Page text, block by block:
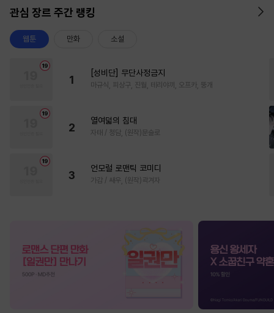
관심 장르 주간 랭킹
웹툰 만화 소설
1
[성비단] 무단사정금지
마규식, 피상구, 진월, 테리야끼, 오프카, 뚱개
2
열여덟의 침대
자태 / 청담, (원작)문슬로
3
언모럴 로맨틱 코미디
가감 / 쌔우, (원작)곽겨자